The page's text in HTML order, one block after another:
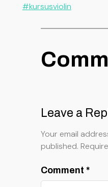
#kursusviolin
Leave a
Your email
published.
Comment *